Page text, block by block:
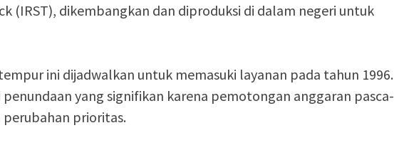
(IRST), dikembangkan dan diproduksi di dalam negeri untuk
ini dijadwalkan untuk memasuki layanan pada tahun 1996.
yang signifikan karena pemotongan anggaran pasca-
perubahan prioritas.